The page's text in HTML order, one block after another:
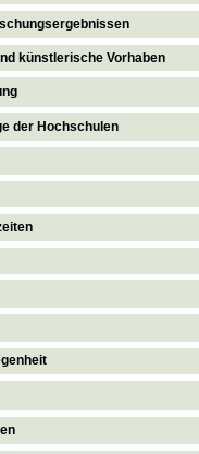
künstlerische Vorhaben
der Hochschulen